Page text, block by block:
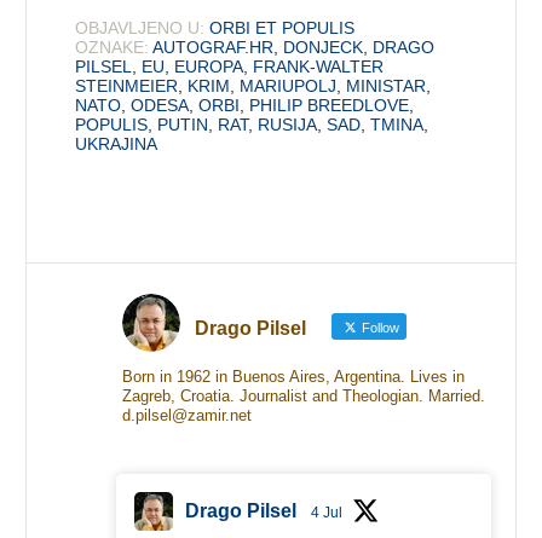
OBJAVLJENO U: ORBI ET POPULIS
OZNAKE: AUTOGRAF.HR DONJECK DRAGO
PILSEL
EU EUROPA FRANK-WALTER
STEINMEIER
KRIM MARIUPOLJ MINISTAR
NATO ,ODESA ,ORBI PHILIP BREEDLOVE
POPULIS PUTIN RAT, RUSIJA ,SAD ,TMINA
UKRAJINA
Drago Pilsel Follow
Born in 1962 in Buenos Aires, Argentina. Lives in
Zagreb, Croatia. Journalist and Theologian. Married.
d.pilsel@zamir.net
Drago Pilsel 4 Jul